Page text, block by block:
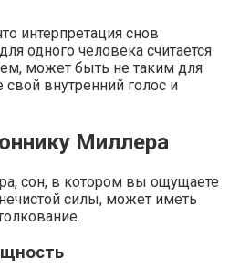
интерпретация снов
одного человека считается
может быть не таким для
свой внутренний голос и
Миллера
сон, в котором вы ощущаете
силы, может иметь